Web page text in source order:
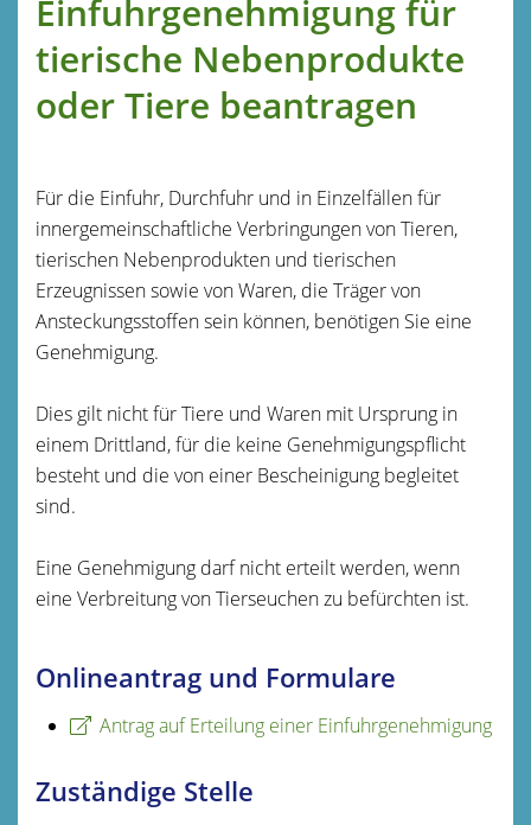
Einfuhrgenehmigung für
tierische Nebenprodukte
oder Tiere beantragen
Für die Einfuhr, Durchfuhr und in Einzelfällen für
innergemeinschaftliche Verbringungen von Tieren,
tierischen Nebenprodukten und tierischen
Erzeugnissen sowie von Waren, die Träger von
Ansteckungsstoffen sein können, benötigen Sie eine
Genehmigung.
Dies gilt nicht für Tiere und Waren mit Ursprung in
einem Drittland, für die keine Genehmigungspflicht
besteht und die von einer Bescheinigung begleitet
sind.
Eine Genehmigung darf nicht erteilt werden, wenn
eine Verbreitung von Tierseuchen zu befürchten ist.
Onlineantrag und Formulare
Antrag auf Erteilung einer Einfuhrgenehmigung
Zuständige Stelle